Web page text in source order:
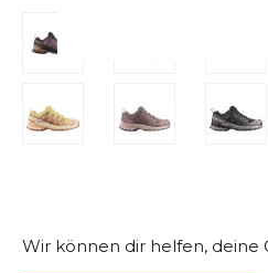
Wir können dir helfen, deine